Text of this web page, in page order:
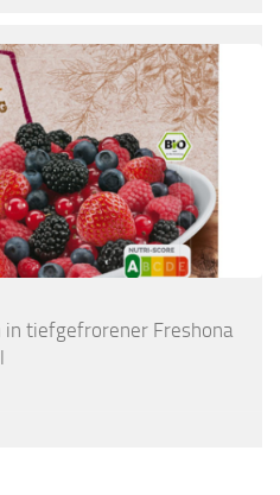
in tiefgefrorener Freshona